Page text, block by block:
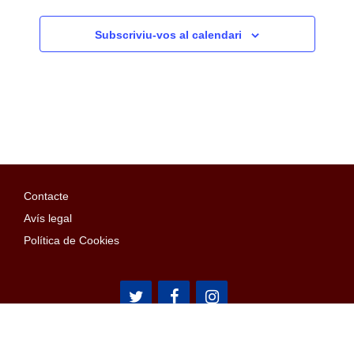
Subscriviu-vos al calendari
Contacte
Avís legal
Política de Cookies